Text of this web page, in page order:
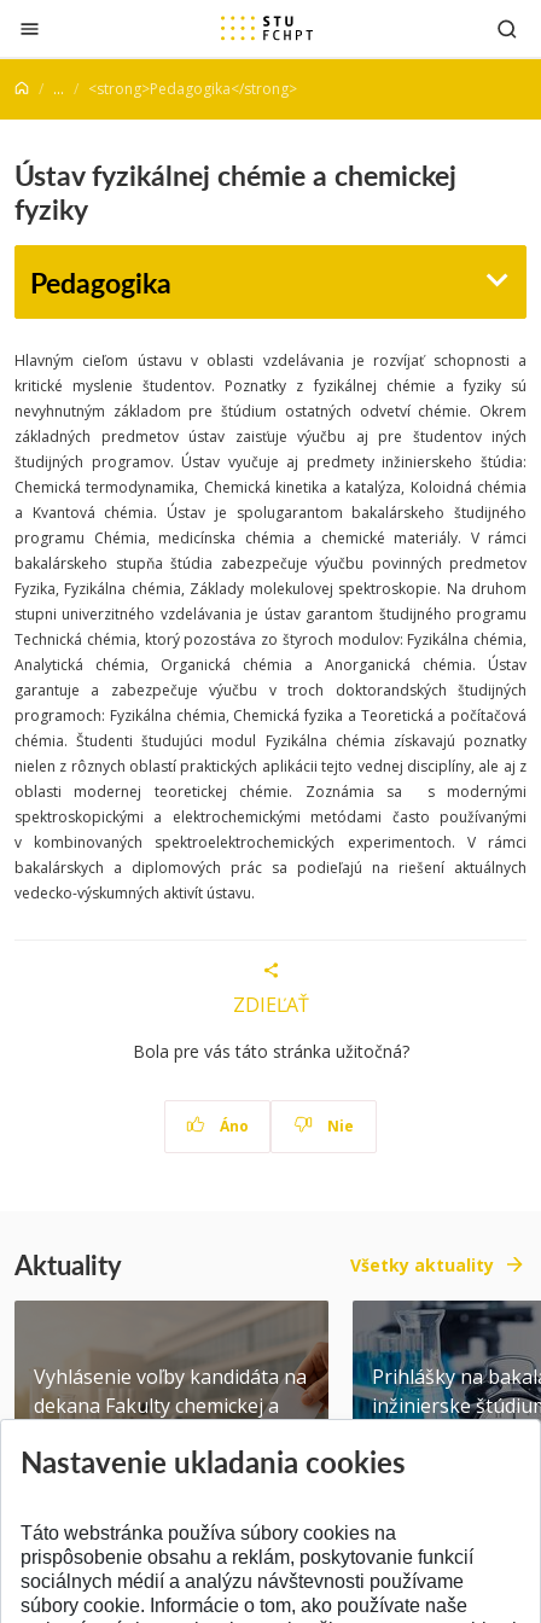
Prejsť na obsah
... <strong>Pedagogika</strong>
Ústav fyzikálnej chémie a chemickej
fyziky
Pedagogika
Hlavným cieľom ústavu v oblasti vzdelávania je rozvíjať schopnosti a
kritické myslenie študentov. Poznatky z fyzikálnej chémie a fyziky sú
nevyhnutným základom pre štúdium ostatných odvetví chémie. Okrem
základných predmetov ústav zaisťuje výučbu aj pre študentov iných
študijných programov. Ústav vyučuje aj predmety inžinierskeho štúdia:
Chemická termodynamika, Chemická kinetika a katalýza, Koloidná chémia
a Kvantová chémia. Ústav je spolugarantom bakalárskeho študijného
programu Chémia, medicínska chémia a chemické materiály. V rámci
bakalárskeho stupňa štúdia zabezpečuje výučbu povinných predmetov
Fyzika, Fyzikálna chémia, Základy molekulovej spektroskopie. Na druhom
stupni univerzitného vzdelávania je ústav garantom študijného programu
Technická chémia, ktorý pozostáva zo štyroch modulov: Fyzikálna chémia,
Analytická chémia, Organická chémia a Anorganická chémia. Ústav
garantuje a zabezpečuje výučbu v troch doktorandských študijných
programoch: Fyzikálna chémia, Chemická fyzika a Teoretická a počítačová
chémia. Študenti študujúci modul Fyzikálna chémia získavajú poznatky
nielen z rôznych oblastí praktických aplikácii tejto vednej disciplíny, ale aj z
oblasti modernej teoretickej chémie. Zoznámia sa s modernými
spektroskopickými a elektrochemickými metódami často používanými
v kombinovaných spektroelektrochemických experimentoch. V rámci
bakalárskych a diplomových prác sa podieľajú na riešení aktuálnych
vedecko-výskumných aktivít ústavu.
ZDIEĽAŤ
Bola pre vás táto stránka užitočná?
Áno Nie
Aktuality Všetky aktuality
Vyhlásenie voľby kandidáta na
dekana Fakulty chemickej a
Publikované 31.07.2026
Prihlášky na
inžinierske
Publikované
Nastavenie ukladania cookies
Táto webstránka používa súbory cookies na
prispôsobenie obsahu a reklám, poskytovanie funkcií
sociálnych médií a analýzu návštevnosti používame
súbory cookie. Informácie o tom, ako používate naše